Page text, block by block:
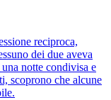
reciproca,
dei due aveva
notte condivisa e
scoprono che alcune